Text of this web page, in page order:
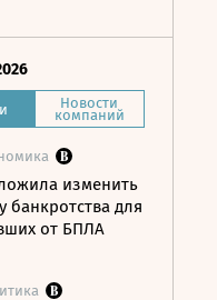
Новости
компаний
изменить
банкротства для
от БПЛА